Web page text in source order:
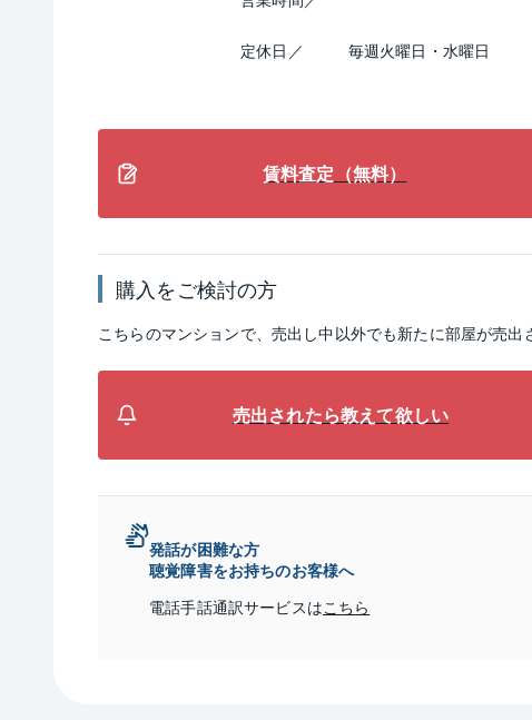
定休日／ 毎週火曜日・水曜日
賃料査定（無料）
購入をご検討の方
こちらのマンションで、売出し中以外でも新たに部屋が売出
売出されたら教えて欲しい
発話が困難な方
聴覚障害をお持ちのお客様へ
電話手話通訳サービスはこちら